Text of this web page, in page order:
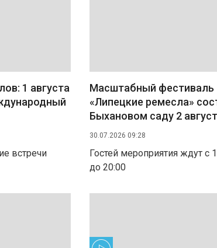
1 августа
встречи
Масштабный фестиваль
«Липецкие ремесла»
Быхановом саду 2
30.07.2026 09:28
Гостей мероприятия ждут с
до 20:00